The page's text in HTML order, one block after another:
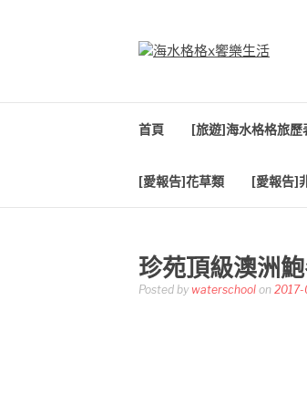
首頁 [旅遊]海水格格旅歷
[愛報告]花草類 [愛報告]
珍苑頂級澳洲
Posted by waterschool on 2017-